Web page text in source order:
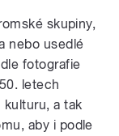
skupiny,
nebo usedlé
fotografie
letech
a tak
aby i podle